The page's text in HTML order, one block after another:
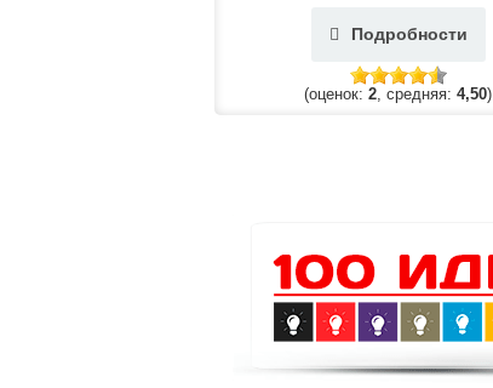
Подробности
(оценок: 2, средняя: 4,50)